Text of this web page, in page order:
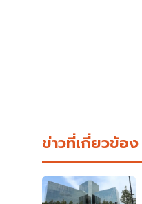
ข่าวที่เกี่ยวข้อง